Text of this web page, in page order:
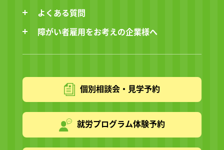
よくある質問
障がい者雇用をお考えの企業様へ
個別相談会・見学予約
就労プログラム体験予約